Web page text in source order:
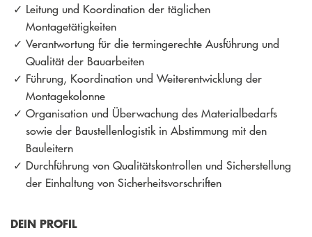
Leitung und Koordination der täglichen
Montagetätigkeiten
Verantwortung für die termingerechte Ausführung und
Qualität der Bauarbeiten
Führung, Koordination und Weiterentwicklung der
Montagekolonne
Organisation und Überwachung des Materialbedarfs
sowie der Baustellenlogistik in Abstimmung mit den
Bauleitern
Durchführung von Qualitätskontrollen und Sicherstellung
der Einhaltung von Sicherheitsvorschriften
DEIN PROFIL